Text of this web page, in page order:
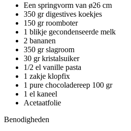
Een springvorm van ø26 cm
350 gr digestives koekjes
150 gr roomboter
1 blikje gecondenseerde melk
2 bananen
350 gr slagroom
30 gr kristalsuiker
1/2 el vanille pasta
1 zakje klopfix
1 pure chocoladereep 100 gr
1 el kaneel
Acetaatfolie
Benodigheden